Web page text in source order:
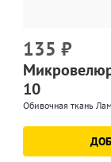
135 ₽
10
Обивочная ткань